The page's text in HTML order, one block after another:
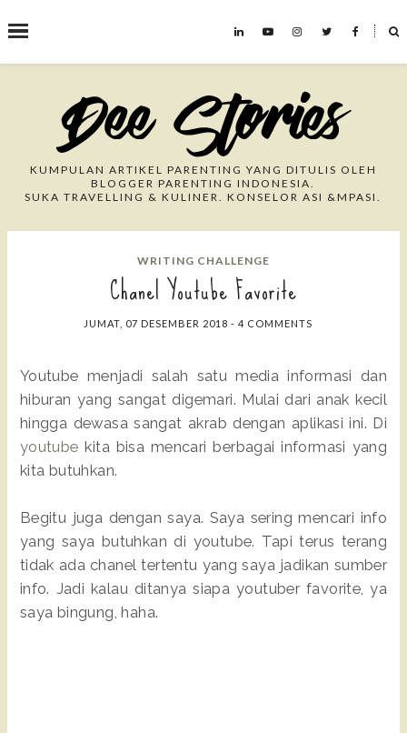
˟
Search This Blog
KUMPULAN ARTIKEL PARENTING YANG DITULIS OLEH
BLOGGER PARENTING INDONESIA.
SUKA TRAVELLING & KULINER. KONSELOR ASI &MPASI.
WRITING CHALLENGE
Chanel Youtube Favorite
JUMAT, 07 DESEMBER 2018-4 COMMENTS
Youtube menjadi salah satu media informasi dan
hiburan yang sangat digemari. Mulai dari anak kecil
hingga dewasa sangat akrab dengan aplikasi ini. Di
youtube kita bisa mencari berbagai informasi yang
kita butuhkan.
Begitu juga dengan saya. Saya sering mencari info
yang saya butuhkan di youtube. Tapi terus terang
tidak ada chanel tertentu yang saya jadikan sumber
info. Jadi kalau ditanya siapa youtuber favorite, ya
saya bingung, haha.